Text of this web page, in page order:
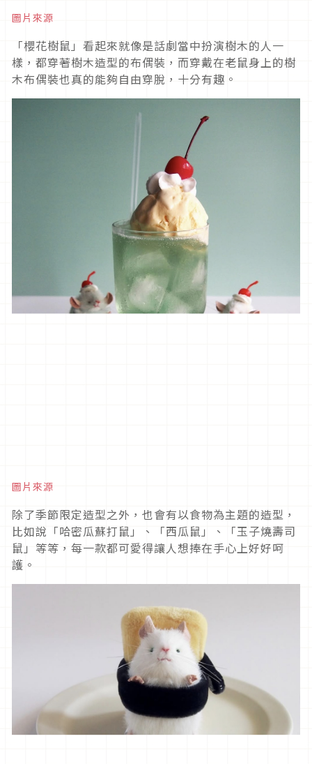
圖片來源
「櫻花樹鼠」看起來就像是話劇當中扮演樹木的人一
樣，都穿著樹木造型的布偶裝，而穿戴在老鼠身上的樹
木布偶裝也真的能夠自由穿脫，十分有趣。
圖片來源
除了季節限定造型之外，也會有以食物為主題的造型，
比如說「哈密瓜蘇打鼠」、「西瓜鼠」、「玉子燒壽司
鼠」等等，每一款都可愛得讓人想捧在手心上好好呵
護。